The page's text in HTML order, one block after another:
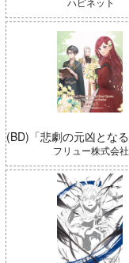
フリュー株式会社